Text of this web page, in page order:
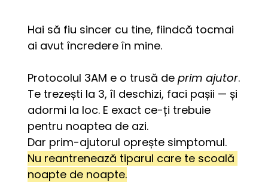
Hai să fiu sincer cu tine, fiindcă tocmai
ai avut încredere în mine.
Protocolul 3AM e o trusă de prim ajutor.
Te trezești la 3, îl deschizi, faci pașii — și
adormi la loc. E exact ce-ți trebuie
pentru noaptea de azi.
Nu reantrenează tiparul care te scoală
noapte de noapte.